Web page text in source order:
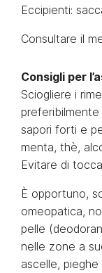
Eccipienti:
Consultare il
Consigli per
Sciogliere i
sapori forti e
menta, thè,
Evitare di
È opportuno,
omeopatica,
pelle
nelle zone a
ascelle,